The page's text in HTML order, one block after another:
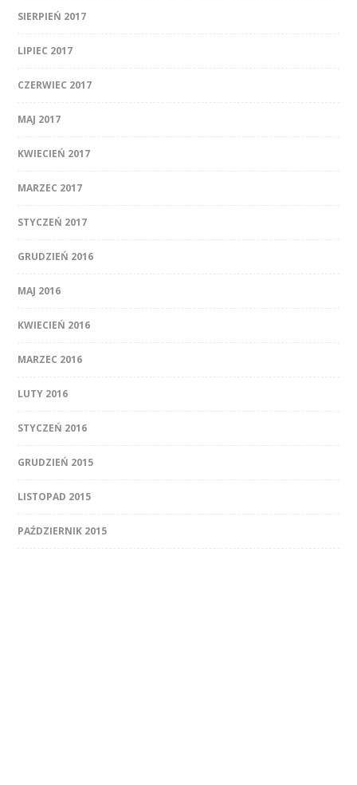
SIERPIEŃ 2017
LIPIEC 2017
CZERWIEC 2017
MAJ 2017
KWIECIEŃ 2017
MARZEC 2017
STYCZEŃ 2017
GRUDZIEŃ 2016
MAJ 2016
KWIECIEŃ 2016
MARZEC 2016
LUTY 2016
STYCZEŃ 2016
GRUDZIEŃ 2015
LISTOPAD 2015
PAŹDZIERNIK 2015